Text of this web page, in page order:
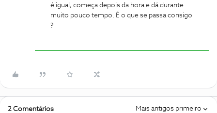
é igual, começa depois da hora e dá durante
muito pouco tempo. É o que se passa consigo
?
2 Comentários Mais antigos primeiro